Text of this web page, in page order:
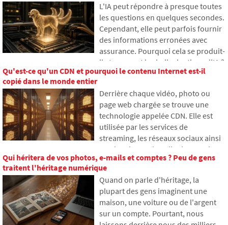
L'IA peut répondre à presque toutes
les questions en quelques secondes.
Cependant, elle peut parfois fournir
des informations erronées avec
assurance. Pourquoi cela se produit-
il et que sont les hallucinations d'IA ?
Dans cet article, nous expliquons
langage fonctionnent, pourquoi ils
génèrent parfois des réponses
fausses et comment les
développeurs tentent
progressivement de limiter ce
Qu'est-ce qu'un CDN et pourquoi le contenu Internet est-il
copié dans le monde entier
Derrière chaque vidéo, photo ou
page web chargée se trouve une
technologie appelée CDN. Elle est
utilisée par les services de
streaming, les réseaux sociaux ainsi
que les sites web ordinaires, mais
beaucoup n'en ont jamais entendu
parler. Dans cet article, nous
expliquerons ce que signifie cet
acronyme, comment il fonctionne,
pourquoi le contenu Internet est
stocké à différents endroits dans le
Qui héritera de vos photos, e-mails et comptes ? Peu de gens
traitent l'héritage numérique
Quand on parle d'héritage, la
plupart des gens imaginent une
maison, une voiture ou de l'argent
sur un compte. Pourtant, nous